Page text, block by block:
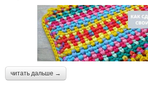
читать дальше →